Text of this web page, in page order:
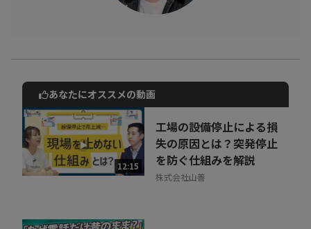
初期段階から多角的な視点を組み込み、事業のノックアウト要因
動画でご紹介しているサービスについて
お気軽にご相談・ご質問いただけます！
30秒でお申し込み可能
相談を希望する 無料
あなたにオススメの動画
12:15
工場の設備停止による損
失の原因とは？突発停止
を防ぐ仕組みを解説
株式会社山善